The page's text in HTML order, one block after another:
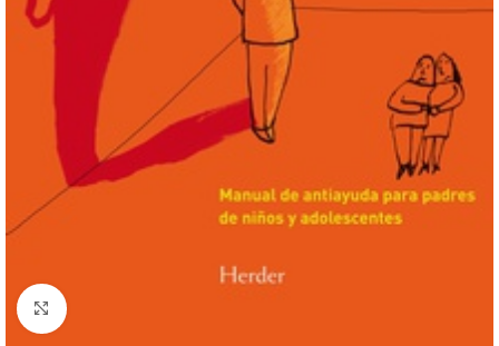
Click to enlarge